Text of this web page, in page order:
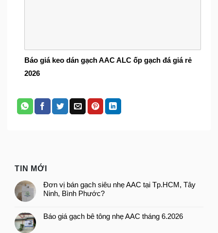
Báo giá keo dán gạch AAC ALC ốp gạch đá giá rẻ
2026
TIN MỚI
Đơn vị bán gạch siêu nhẹ AAC tại Tp.HCM, Tây
Ninh, Bình Phước?
Báo giá gạch bê tông nhẹ AAC tháng 6.2026